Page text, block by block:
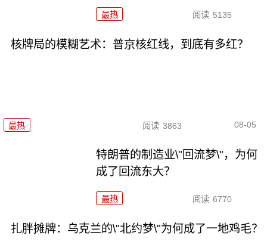
最热 阅读 5135
核牌局的模糊艺术：普京核红线，到底有多红？
最热 阅读 3863 08-05
特朗普的制造业\"回流梦\"，为何
成了回流东大？
最热 阅读 6770
扎胖摊牌：乌克兰的\"北约梦\"为何成了一地鸡毛？